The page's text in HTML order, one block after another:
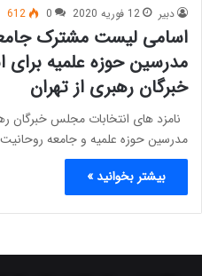
دبیر 12 فوریه 2020 0
612
اسامی لیست مشترک
مدرسین حوزه علمیه برای
خبرگان رهبری از تهران
نامزد های انتخابات مجلس
مدرسین حوزه علمیه و جامعه روحانیت
بیشتر بخوانید »